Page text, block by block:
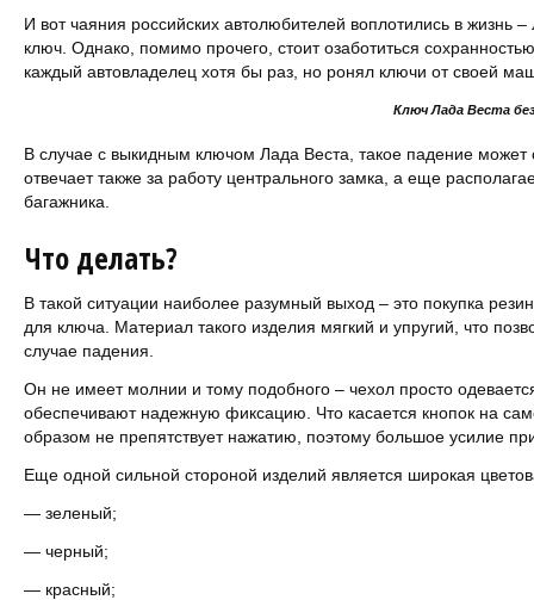
И вот чаяния российских автолюбителей воплотились в жизнь
ключ. Однако, помимо прочего, стоит озаботиться
каждый автовладелец хотя бы раз, но ронял ключи от своей
Ключ Лада Веста
В случае с выкидным ключом Лада Веста, такое падение может
отвечает также за работу центрального замка, а еще
багажника.
Что делать?
В такой ситуации наиболее разумный выход – это покупка
для ключа. Материал такого изделия мягкий и упругий, что
случае падения.
Он не имеет молнии и тому подобного – чехол просто
обеспечивают надежную фиксацию. Что касается кнопок на
образом не препятствует нажатию, поэтому большое усилие
Еще одной сильной стороной изделий является широкая
— зеленый;
— черный;
— красный;